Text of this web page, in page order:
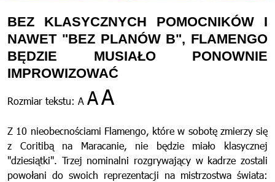
BEZ KLASYCZNYCH POMOCNIKÓW I
NAWET "BEZ PLANÓW B", FLAMENGO
BĘDZIE MUSIAŁO PONOWNIE
IMPROWIZOWAĆ
Rozmiar tekstu: A AA
Z 10 nieobecnościami Flamengo, które w sobotę zmierzy się
z Coritibą na Maracanie, nie będzie miało klasycznej
"dziesiątki". Trzej nominalni rozgrywający w kadrze zostali
powołani do swoich reprezentacji na mistrzostwa świata: